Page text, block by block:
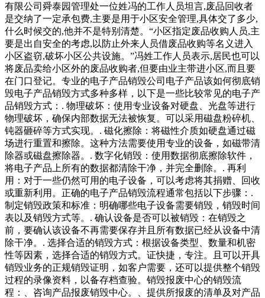
有限公司舜泰园管理处一位姓冯的工作人员坦言,废品回收者
是交纳了一定承包费,主要是用于小区安全管理,具体交了多少,
什么时候交的,他并不是特别清楚。“小区指定废品收购人员,主
要是出自安全的考虑,以防止外来人员借废品收购等名义进入
小区盗窃,破坏小区公共设施。”冯姓工作人员表示,居民也可以
将废品卖给小区外的废品收购者,但要由业主带进小区,而且要
在门口登记。专业的电子产品销毁公司电子产品该如何彻底销
毁电子产品销毁方式多种多样，以下是一些比较常见的电子产
品销毁方式：. 物理破坏：使用专业设备对硬盘、光盘等进行
物理破坏，确保内部数据无法被恢复。可以采用磁盘粉碎机、
钝器砸碎等方式实现。. 磁化擦除：将磁性介质如硬盘通过磁
场进行重置和擦除。这种方法需要使用专业的设备，如磁带清
除器或磁盘擦除器。. 数字化销毁：使用数据彻底擦除软件，
将电子产品上所有的数据都清除干净，并完全删除。. 再利
用：对于一些仍然可用的电子设备，可以考虑将其捐赠、回收
或重新利用。正确的电子产品销毁流程通常包括以下步骤：.
制定销毁政策和标准：明确哪些电子设备需要销毁，销毁时间
表以及销毁方式等。. 确认设备是否可以被销毁：在销毁之
前，要确认该设备不再需要保存并且所有数据已经从设备中清
除干净。. 选择合适的销毁方式：根据设备类型、数量和机密
性等因素，选择合适的销毁方式。证快捷，专注。且可以开具
销毁业务的正规销毁证明，如客户需要，还可以提供整个销毁
过程的录像资料，以备存档查验。销毁报废中心的销毁流
程：、咨询产品报废销毁中心。、提供所报废的清单及对产品